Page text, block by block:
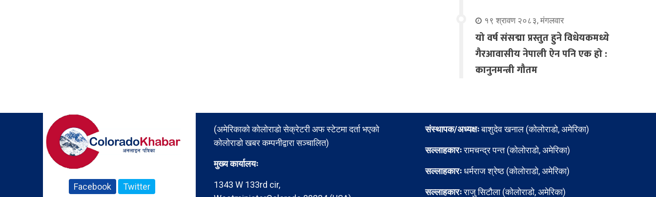
१९ श्रावण २०८३, मंगलवार
यो वर्ष संसद्मा प्रस्तुत हुने विधेयकमध्ये
गैरआवासीय नेपाली ऐन पनि एक हो :
कानुनमन्त्री गौतम
Facebook Twitter
(अमेरिकाको कोलोराडो सेक्रेटरी अफ स्टेटमा दर्ता भएको
कोलोराडो खबर कम्पनीद्वारा सञ्चालित)
मुख्य कार्यालयः
1343 W 133rd cir,
संस्थापक/अध्यक्षःबाशुदेव खनाल (कोलोराडो, अमेरिका)
सल्लाहकारःरामचन्द्र पन्त (कोलोराडो, अमेरिका)
सल्लाहकारःधर्मराज श्रेष्ठ (कोलोराडो, अमेरिका)
सल्लाहकारःराजु सिटौला (कोलोराडो, अमेरिका)